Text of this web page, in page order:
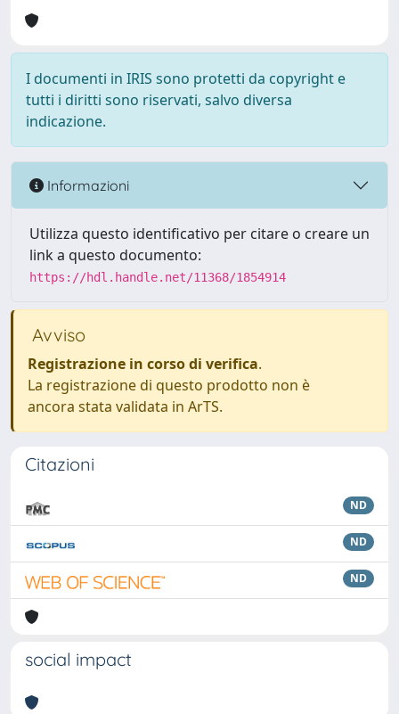
I documenti in IRIS sono protetti da copyright e
tutti i diritti sono riservati, salvo diversa
indicazione.
Informazioni
Utilizza questo identificativo per citare o creare un
link a questo documento:
https://hdl.handle.net/11368/1854914
Avviso
Registrazione in corso di verifica.
La registrazione di questo prodotto non è
ancora stata validata in ArTS.
Citazioni
ND
ND
ND
social impact